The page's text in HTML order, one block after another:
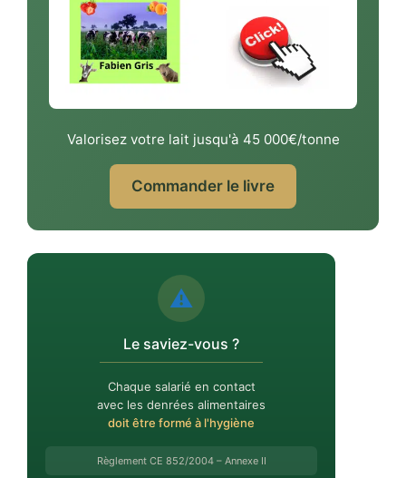
Valorisez votre lait jusqu'à 45 000€/tonne
Commander le livre
⚠️
Le saviez-vous ?
Chaque salarié en contact
avec les denrées alimentaires
doit être formé à l'hygiène
Règlement CE 852/2004 – Annexe II